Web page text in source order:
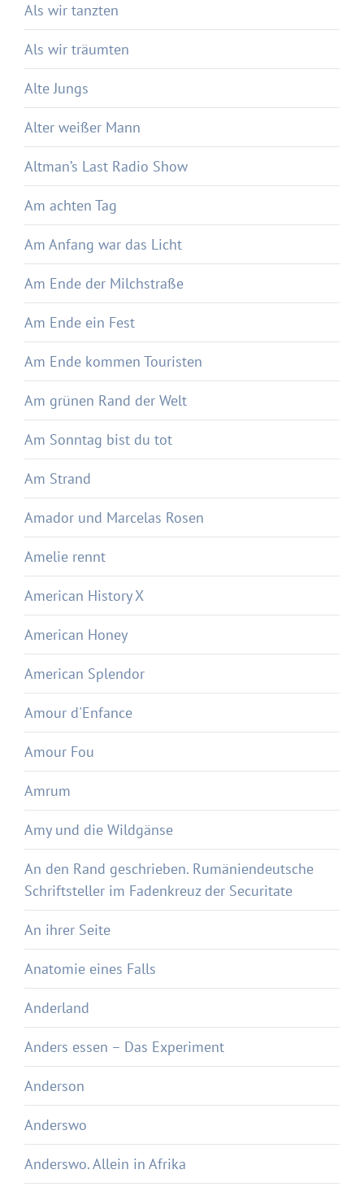
Als wir tanzten
Als wir träumten
Alte Jungs
Alter weißer Mann
Altman’s Last Radio Show
Am achten Tag
Am Anfang war das Licht
Am Ende der Milchstraße
Am Ende ein Fest
Am Ende kommen Touristen
Am grünen Rand der Welt
Am Sonntag bist du tot
Am Strand
Amador und Marcelas Rosen
Amelie rennt
American History X
American Honey
American Splendor
Amour d'Enfance
Amour Fou
Amrum
Amy und die Wildgänse
An den Rand geschrieben. Rumäniendeutsche
Schriftsteller im Fadenkreuz der Securitate
An ihrer Seite
Anatomie eines Falls
Anderland
Anders essen – Das Experiment
Anderson
Anderswo
Anderswo. Allein in Afrika